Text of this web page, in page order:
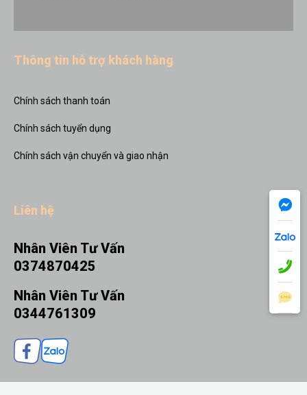
Thông tin hỗ trợ khách hàng
Chính sách thanh toán
Chính sách tuyển dụng
Chính sách vận chuyển và giao nhận
Liên hệ
Nhân Viên Tư Vấn
0374870425
Nhân Viên Tư Vấn
0344761309